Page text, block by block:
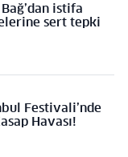
istifa
sert tepki
Festivali’nde
Havası!